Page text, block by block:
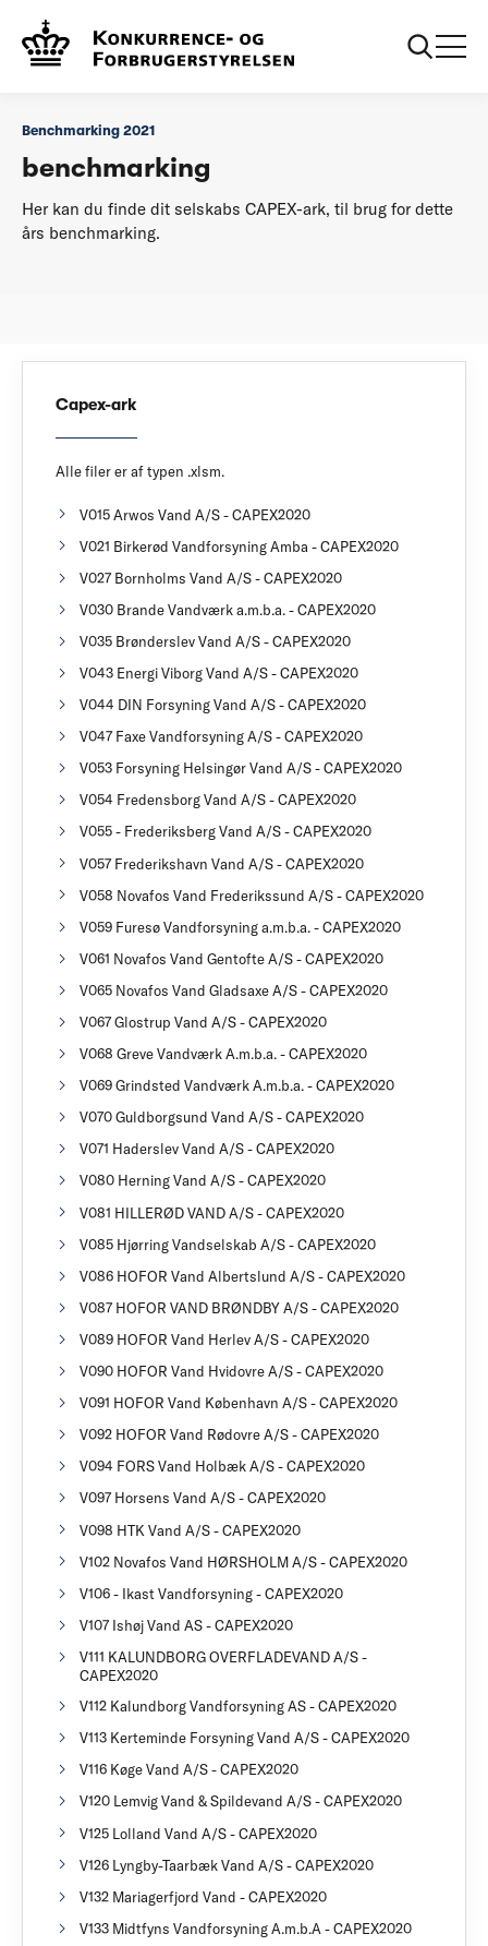
Benchmarking 2021
Benchmarking 2021
benchmarking
Her kan du finde dit selskabs CAPEX-ark, til brug for dette
års benchmarking.
Capex-ark
Alle filer er af typen .xlsm.
V015 Arwos Vand A/S - CAPEX2020
V021 Birkerød Vandforsyning Amba - CAPEX2020
V027 Bornholms Vand A/S - CAPEX2020
V030 Brande Vandværk a.m.b.a. - CAPEX2020
V035 Brønderslev Vand A/S - CAPEX2020
V043 Energi Viborg Vand A/S - CAPEX2020
V044 DIN Forsyning Vand A/S - CAPEX2020
V047 Faxe Vandforsyning A/S - CAPEX2020
V053 Forsyning Helsingør Vand A/S - CAPEX2020
V054 Fredensborg Vand A/S - CAPEX2020
V055 - Frederiksberg Vand A/S - CAPEX2020
V057 Frederikshavn Vand A/S - CAPEX2020
V058 Novafos Vand Frederikssund A/S - CAPEX2020
V059 Furesø Vandforsyning a.m.b.a. - CAPEX2020
V061 Novafos Vand Gentofte A/S - CAPEX2020
V065 Novafos Vand Gladsaxe A/S - CAPEX2020
V067 Glostrup Vand A/S - CAPEX2020
V068 Greve Vandværk A.m.b.a. - CAPEX2020
V069 Grindsted Vandværk A.m.b.a. - CAPEX2020
V070 Guldborgsund Vand A/S - CAPEX2020
V071 Haderslev Vand A/S - CAPEX2020
V080 Herning Vand A/S - CAPEX2020
V081 HILLERØD VAND A/S - CAPEX2020
V085 Hjørring Vandselskab A/S - CAPEX2020
V086 HOFOR Vand Albertslund A/S - CAPEX2020
V087 HOFOR VAND BRØNDBY A/S - CAPEX2020
V089 HOFOR Vand Herlev A/S - CAPEX2020
V090 HOFOR Vand Hvidovre A/S - CAPEX2020
V091 HOFOR Vand København A/S - CAPEX2020
V092 HOFOR Vand Rødovre A/S - CAPEX2020
V094 FORS Vand Holbæk A/S - CAPEX2020
V097 Horsens Vand A/S - CAPEX2020
V098 HTK Vand A/S - CAPEX2020
V102 Novafos Vand HØRSHOLM A/S - CAPEX2020
V106 - Ikast Vandforsyning - CAPEX2020
V107 Ishøj Vand AS - CAPEX2020
V111 KALUNDBORG OVERFLADEVAND A/S -
CAPEX2020
V112 Kalundborg Vandforsyning AS - CAPEX2020
V113 Kerteminde Forsyning Vand A/S - CAPEX2020
V116 Køge Vand A/S - CAPEX2020
V120 Lemvig Vand & Spildevand A/S - CAPEX2020
V125 Lolland Vand A/S - CAPEX2020
V126 Lyngby-Taarbæk Vand A/S - CAPEX2020
V132 Mariagerfjord Vand - CAPEX2020
V133 Midtfyns Vandforsyning A.m.b.A - CAPEX2020